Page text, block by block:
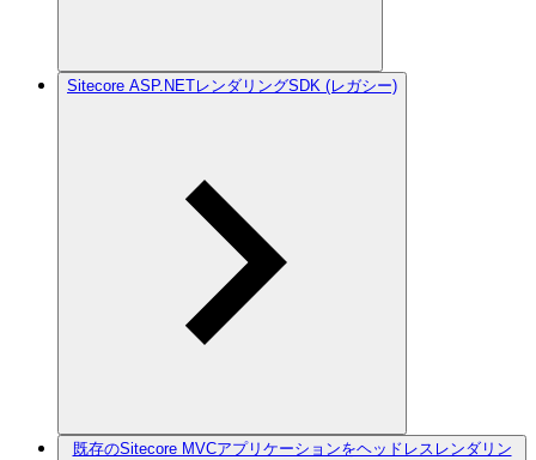
Sitecore ASP.NETレンダリングSDK (レガシー)
既存のSitecore MVCアプリケーションをヘッドレスレンダリン